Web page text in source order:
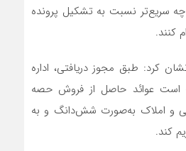
سریع‌تر نسبت به تشکیل پرونده
کنند.
کرد: طبق مجوز دریافتی، اداره
است عوائد حاصل از فروش حصه
و املاک به‌صورت شش‌دانگ و به
کند.